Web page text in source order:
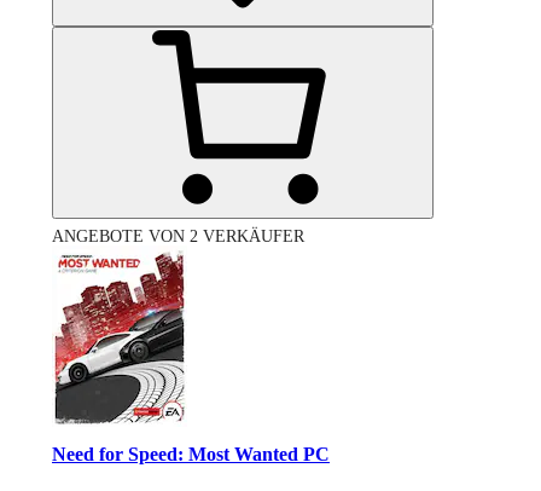
ANGEBOTE VON 2 VERKÄUFER
Need for Speed: Most Wanted PC